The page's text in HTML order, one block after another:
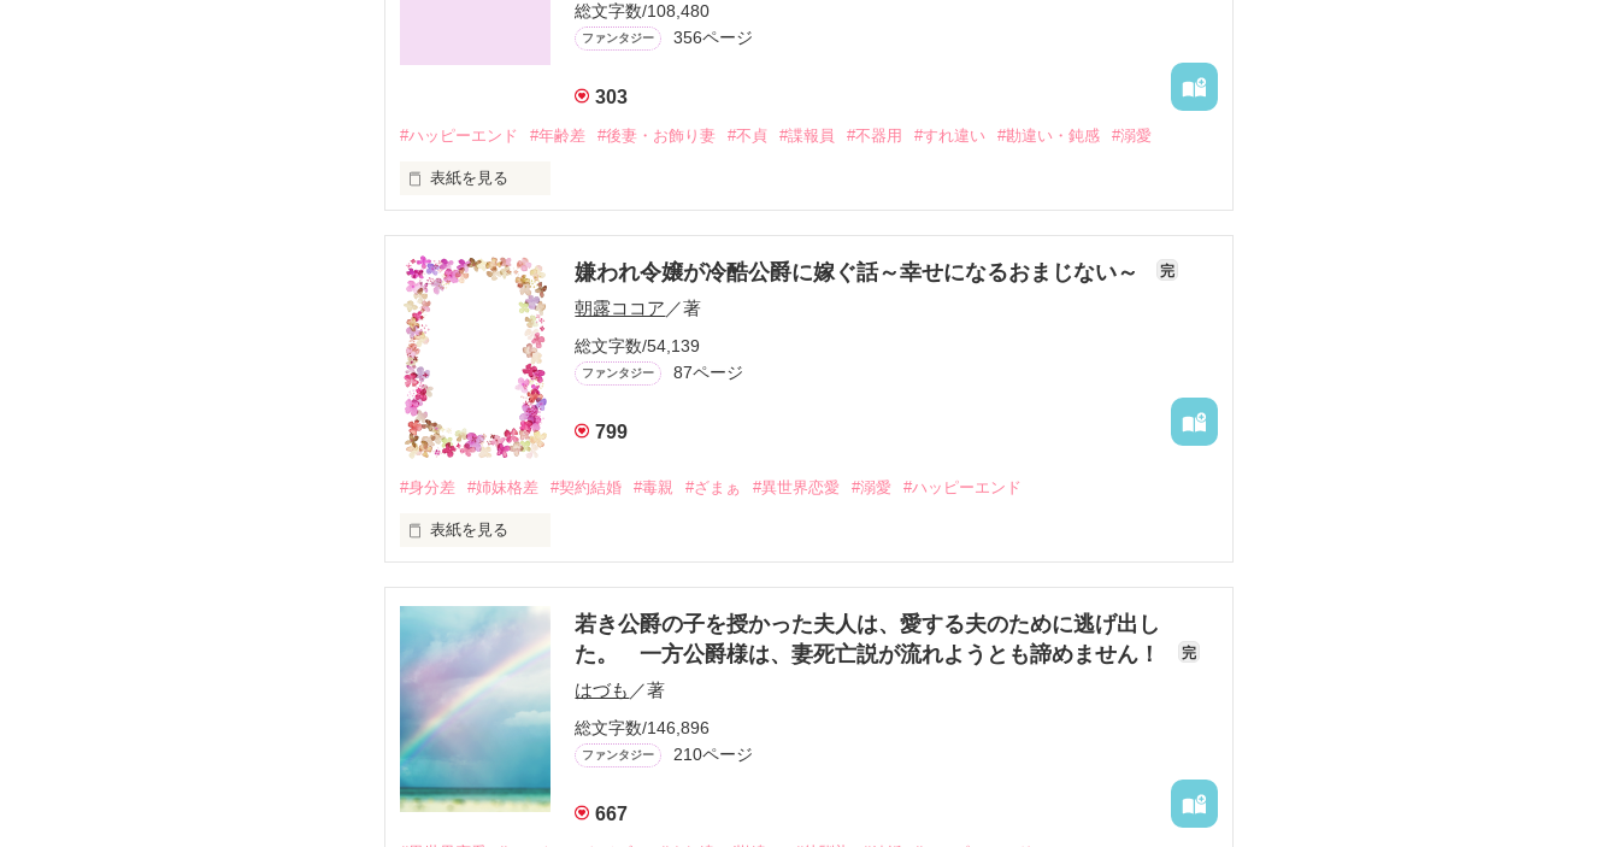
総文字数/108,480
ファンタジー 356ページ
303
#ハッピーエンド #年齢差 #後妻・お飾り妻 #不貞 #諜報員 #不器用 #すれ違い #勘違い・鈍感 #溺愛
表紙を見る
呼ばれる将軍である。彼は、いつも銀仮面を着用していて素顔は醜く不躾で乱暴者でといい噂が一つも
ない人物。彼女は、その公爵から「亡くなったクラリスしか愛せない。きみは好きなことをしていれば
いいが、『お飾り妻』にすぎない。そのことを忘れるな」と最初に宣言される。ミユは、実家の多額の
借金の為にお飾り妻であることを受け入れる。だが、彼女は姉が不貞を働いていたことを知っている。
姉の死因は、その不貞の相手との間に出来た子の堕胎手術が原因だった。生真面目なミユは公爵の為に
心を痛める一方、その公爵が真実の愛を見つけて新しい妻を迎えられるよう姉の真実を探ることを決意
する。そして、以前調査員の仕事をしていたときのボスや同僚とともに姉の調査に乗り出すことに。そ
の直後、おまえを愛せないと言っていたはずの公爵がミユに強烈に絡んでくるようになり、ミユもまた
そんな彼に惹かれていく。
不器用だけれども懸命に想いを伝えようと必死の公爵と、天然無自覚鈍感なミユは、おたがいを意識し
あいその距離をじょじょに狭めていく。といいたいところだが、亡くなった姉が「美姫」と呼ばれてい
たのに比べてちんちくりんの容姿にコンプレックスのあるミユは、素直になれない。そんな中、二人は
国家レベルの謀略に巻き込まれてしまい……。
※全六十一話。ハッピーエンド確約です。ゆるゆる設定ご容赦願います。
※ハッピーエンド確約です。ゆるゆる設定ご容赦願います。
嫌われ令嬢が冷酷公爵に嫁ぐ話～幸せになるおまじない～ 完
朝露ココア ／著
総文字数/54,139
ファンタジー 87ページ
799
#身分差 #姉妹格差 #契約結婚 #毒親 #ざまぁ #異世界恋愛 #溺愛 #ハッピーエンド
表紙を見る
食事はまともに与えられず、血色も悪い。
髪は乱れて、ドレスは着せてもらえない。
父がかわいがる義妹に虐められ、このような仕打ちを受けることとなった。
絶望的な状況で生きる中、マイアにひとつの縁談が舞い込んでくる。
ジョシュア公爵──社交界の堅物で、大の女嫌いが相手だ。
これは契約結婚であり、あくまで建前の婚約。
しかし、ジョシュアの態度は誠実だった。
「君は思っていたよりも話のわかる人だな」
「それでは美しい姿がもったいない」
「マイア嬢、食べられないものはあるか？」
若き公爵の子を授かった夫人は、愛する夫のために逃げ出し
た。 一方公爵様は、妻死亡説が流れようとも諦めません！
完
はづも ／著
総文字数/146,896
ファンタジー 210ページ
667